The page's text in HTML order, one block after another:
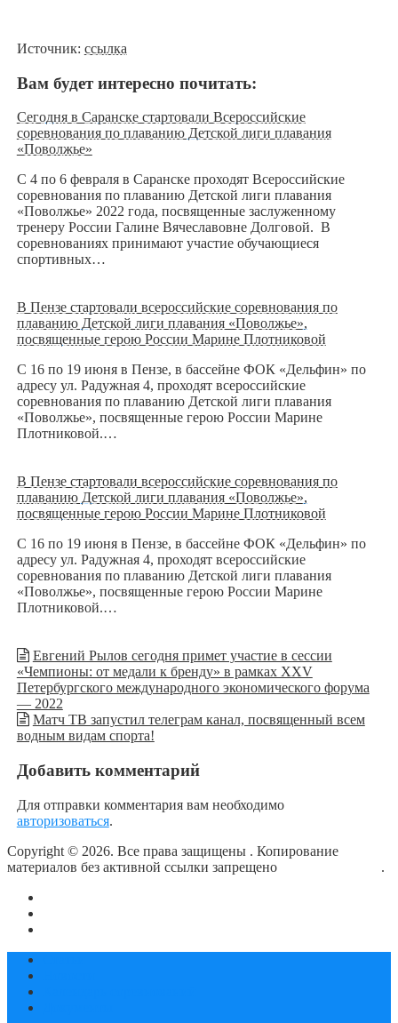
Источник: ссылка
Вам будет интересно почитать:
Сегодня в Саранске стартовали Всероссийские
соревнования по плаванию Детской лиги плавания
«Поволжье»
С 4 по 6 февраля в Саранске проходят Всероссийские
соревнования по плаванию Детской лиги плавания
«Поволжье» 2022 года, посвященные заслуженному
тренеру России Галине Вячеславовне Долговой. В
соревнованиях принимают участие обучающиеся
спортивных…
В Пензе стартовали всероссийские соревнования по
плаванию Детской лиги плавания «Поволжье»,
посвященные герою России Марине Плотниковой
С 16 по 19 июня в Пензе, в бассейне ФОК «Дельфин» по
адресу ул. Радужная 4, проходят всероссийские
соревнования по плаванию Детской лиги плавания
«Поволжье», посвященные герою России Марине
Плотниковой.…
В Пензе стартовали всероссийские соревнования по
плаванию Детской лиги плавания «Поволжье»,
посвященные герою России Марине Плотниковой
С 16 по 19 июня в Пензе, в бассейне ФОК «Дельфин» по
адресу ул. Радужная 4, проходят всероссийские
соревнования по плаванию Детской лиги плавания
«Поволжье», посвященные герою России Марине
Плотниковой.…
Евгений Рылов сегодня примет участие в сессии
«Чемпионы: от медали к бренду» в рамках XXV
Петербургского международного экономического форума
— 2022
Матч ТВ запустил телеграм канал, посвященный всем
водным видам спорта!
Добавить комментарий
Для отправки комментария вам необходимо
авторизоваться.
Copyright © 2026. Все права защищены . Копирование
материалов без активной ссылки запрещено
.